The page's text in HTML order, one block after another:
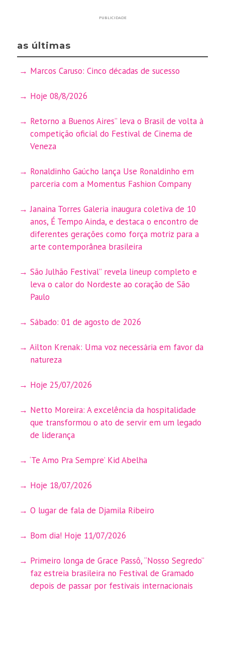
PUBLICIDADE
as últimas
Marcos Caruso: Cinco décadas de sucesso
Hoje 08/8/2026
Retorno a Buenos Aires” leva o Brasil de volta à
competição oficial do Festival de Cinema de
Veneza
Ronaldinho Gaúcho lança Use Ronaldinho em
parceria com a Momentus Fashion Company
Janaina Torres Galeria inaugura coletiva de 10
anos, É Tempo Ainda, e destaca o encontro de
diferentes gerações como força motriz para a
arte contemporânea brasileira
São Julhão Festival” revela lineup completo e
leva o calor do Nordeste ao coração de São
Paulo
Sábado: 01 de agosto de 2026
Ailton Krenak: Uma voz necessária em favor da
natureza
Hoje 25/07/2026
Netto Moreira: A excelência da hospitalidade
que transformou o ato de servir em um legado
de liderança
‘Te Amo Pra Sempre’ Kid Abelha
Hoje 18/07/2026
O lugar de fala de Djamila Ribeiro
Bom dia! Hoje 11/07/2026
Primeiro longa de Grace Passô, “Nosso Segredo”
faz estreia brasileira no Festival de Gramado
depois de passar por festivais internacionais